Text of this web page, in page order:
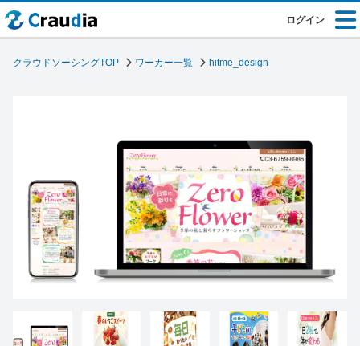
ログイン
クラウドソーシングTOP ワーカー一覧 hitme_design